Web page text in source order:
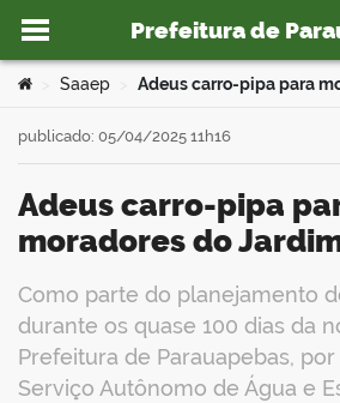
Ir para o conteúdo
Prefeitura de
portal
Você está aqui:
Saaep
Adeus carro-pipa para
moradores do
Como parte do planejamento de ações
durante os quase 100 dias da
Prefeitura de Parauapebas,
Serviço Autônomo de Água e
publicado: 05/04/2025 11h16